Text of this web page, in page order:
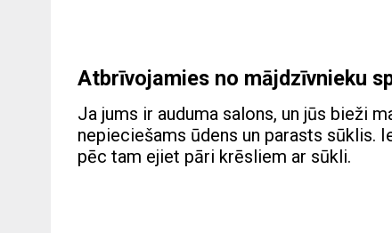
Atbrīvojamies no mājdzīvnieku
Ja jums ir auduma salons, un jūs bieži
nepieciešams ūdens un parasts sūklis.
pēc tam ejiet pāri krēsliem ar sūkli.